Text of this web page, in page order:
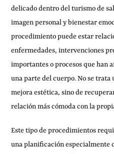
delicado dentro del turismo de
imagen personal y bienestar
procedimiento puede estar
enfermedades, intervenciones
importantes o procesos que han
una parte del cuerpo. No se trata
mejora estética, sino de
relación más cómoda con la
Este tipo de procedimientos
una planificación especialmente